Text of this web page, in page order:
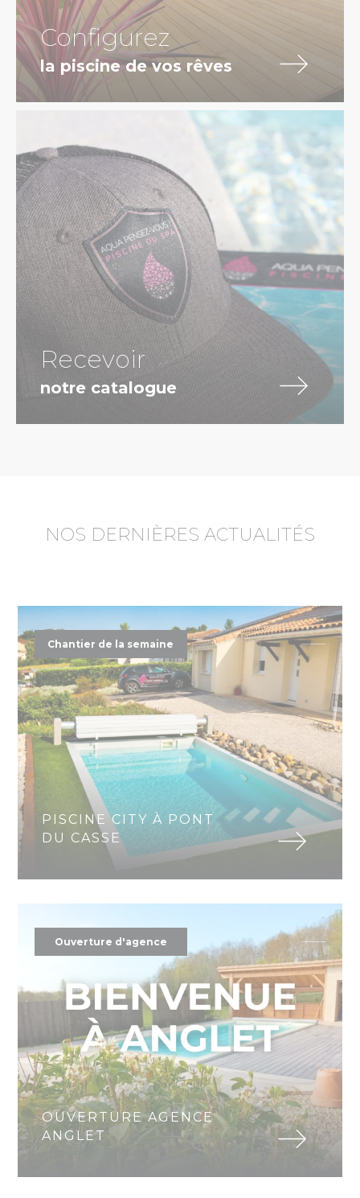
Configurez
la piscine de vos rêves
Recevoir
notre catalogue
NOS DERNIÈRES ACTUALITÉS
Chantier de la semaine
PISCINE CITY À PONT
DU CASSE
Ouverture d'agence
OUVERTURE AGENCE
ANGLET